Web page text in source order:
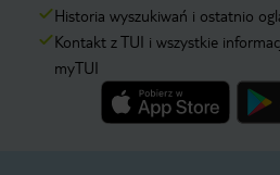
Historia wyszukiwań i ostatnio
Kontakt z TUI i wszystkie
myTUI